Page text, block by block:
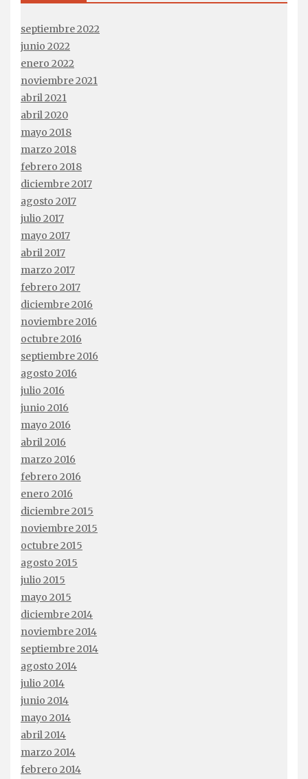
septiembre 2022
junio 2022
enero 2022
noviembre 2021
abril 2021
abril 2020
mayo 2018
marzo 2018
febrero 2018
diciembre 2017
agosto 2017
julio 2017
mayo 2017
abril 2017
marzo 2017
febrero 2017
diciembre 2016
noviembre 2016
octubre 2016
septiembre 2016
agosto 2016
julio 2016
junio 2016
mayo 2016
abril 2016
marzo 2016
febrero 2016
enero 2016
diciembre 2015
noviembre 2015
octubre 2015
agosto 2015
julio 2015
mayo 2015
diciembre 2014
noviembre 2014
septiembre 2014
agosto 2014
julio 2014
junio 2014
mayo 2014
abril 2014
marzo 2014
febrero 2014